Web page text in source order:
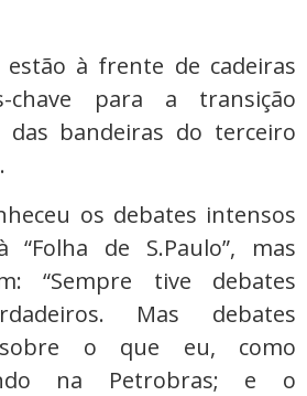
estão à frente de cadeiras
chave para a transição
das bandeiras do terceiro
os debates intensos
de S.Paulo”, mas
“Sempre tive debates
Mas debates
sobre o que eu, como
na Petrobras; e o